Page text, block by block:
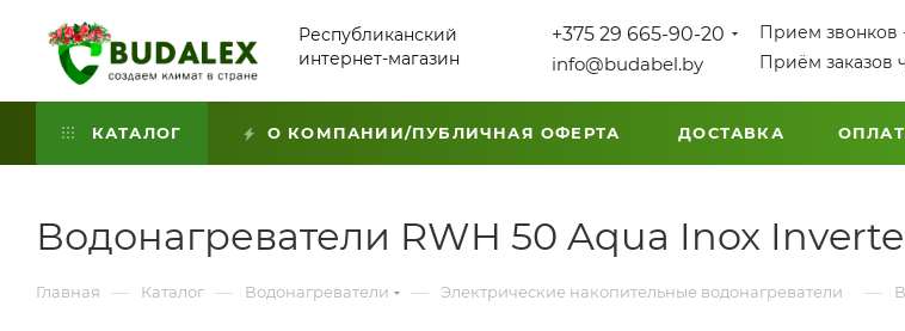
Республиканский
интернет-магазин
+375 29 665-90-20
info@budabel.by
Прием звонков
Приём заказов
КАТАЛОГ О КОМПАНИИ/ПУБЛИЧНАЯ ОФЕРТА ДОСТАВКА
Водонагреватели RWH 50 Aqua Inox
Главная — Каталог — Водонагреватели — Электрические накопительные водонагреватели —